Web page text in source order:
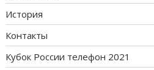
История
Контакты
Кубок России телефон 2021